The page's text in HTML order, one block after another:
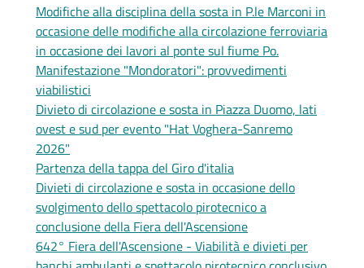
Modifiche alla disciplina della sosta in P.le Marconi in
occasione delle modifiche alla circolazione ferroviaria
in occasione dei lavori al ponte sul fiume Po.
Manifestazione "Mondoratori": provvedimenti
viabilistici
Divieto di circolazione e sosta in Piazza Duomo, lati
ovest e sud per evento "Hat Voghera-Sanremo
2026"
Partenza della tappa del Giro d'italia
Divieti di circolazione e sosta in occasione dello
svolgimento dello spettacolo pirotecnico a
conclusione della Fiera dell'Ascensione
642° Fiera dell'Ascensione - Viabilità e divieti per